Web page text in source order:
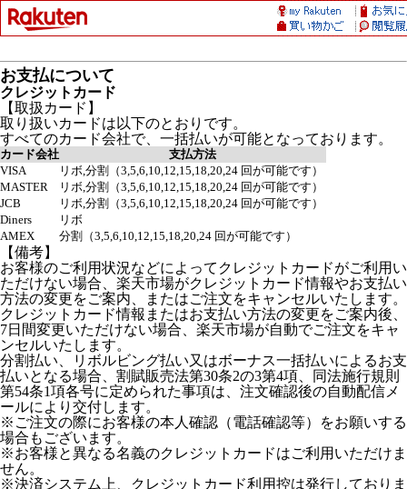
お支払について
クレジットカード
【取扱カード】
取り扱いカードは以下のとおりです。
すべてのカード会社で、一括払いが可能となっております。
カード会社
支払方法
VISA
リボ,分割（3,5,6,10,12,15,18,20,24 回が可能です）
MASTER
リボ,分割（3,5,6,10,12,15,18,20,24 回が可能です）
JCB
リボ,分割（3,5,6,10,12,15,18,20,24 回が可能です）
Diners
リボ
AMEX
分割（3,5,6,10,12,15,18,20,24 回が可能です）
【備考】
お客様のご利用状況などによってクレジットカードがご利用い
ただけない場合、楽天市場がクレジットカード情報やお支払い
方法の変更をご案内、またはご注文をキャンセルいたします。
クレジットカード情報またはお支払い方法の変更をご案内後、
7日間変更いただけない場合、楽天市場が自動でご注文をキャ
ンセルいたします。
分割払い、リボルビング払い又はボーナス一括払いによるお支
払いとなる場合、割賦販売法第30条2の3第4項、同法施行規則
第54条1項各号に定められた事項は、注文確認後の自動配信メ
ールにより交付します。
※ご注文の際にお客様の本人確認（電話確認等）をお願いする
場合もございます。
※お客様と異なる名義のクレジットカードはご利用いただけま
せん。
※決済システム上、クレジットカード利用控は発行しておりま